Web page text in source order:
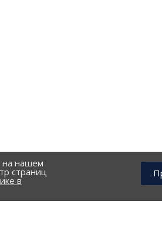
на нашем
страниц
в